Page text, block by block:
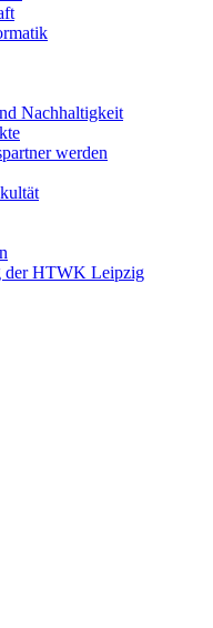
Nachhaltigkeit
werden
der HTWK Leipzig